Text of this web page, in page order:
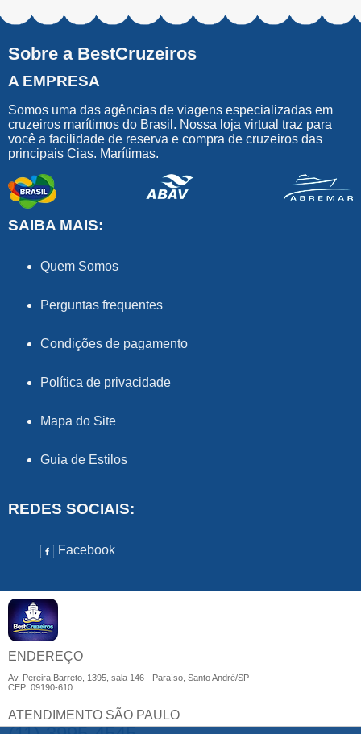
Sobre a BestCruzeiros
A EMPRESA
Somos uma das agências de viagens especializadas em
cruzeiros marítimos do Brasil. Nossa loja virtual traz para
você a facilidade de reserva e compra de cruzeiros das
principais Cias. Marítimas.
SAIBA MAIS:
Quem Somos
Perguntas frequentes
Condições de pagamento
Política de privacidade
Mapa do Site
Guia de Estilos
REDES SOCIAIS:
Facebook
ENDEREÇO
Av. Pereira Barreto, 1395, sala 146 - Paraíso, Santo André/SP -
CEP: 09190-610
ATENDIMENTO SÃO PAULO